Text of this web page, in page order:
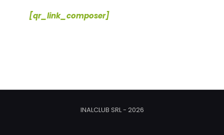
[qr_link_composer]
INALCLUB SRL - 2026